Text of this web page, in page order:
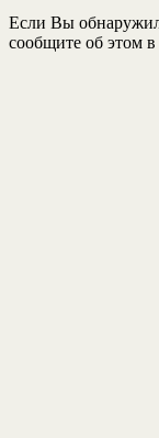
Если Вы
сообщите об этом